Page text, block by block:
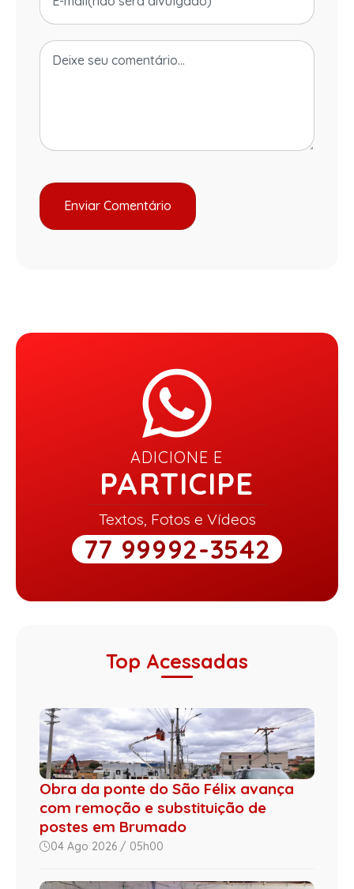
ADICIONE E
PARTICIPE
Textos, Fotos e Vídeos
77 99992-3542
Top Acessadas
Obra da ponte do São Félix avança
com remoção e substituição de
postes em Brumado
04 Ago 2026 / 05h00